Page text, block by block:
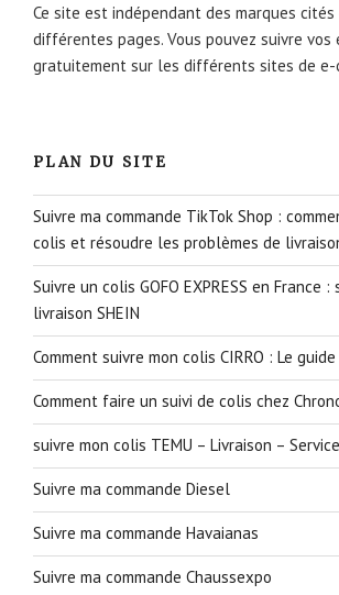
Ce site est indépendant des marques
différentes pages. Vous pouvez suivre vos
gratuitement sur les différents sites de e-
PLAN DU SITE
Suivre ma commande TikTok Shop :
colis et résoudre les problèmes de
Suivre un colis GOFO EXPRESS en France
livraison SHEIN
Comment suivre mon colis CIRRO : Le guide
Comment faire un suivi de colis chez
suivre mon colis TEMU – Livraison –
Suivre ma commande Diesel
Suivre ma commande Havaianas
Suivre ma commande Chaussexpo